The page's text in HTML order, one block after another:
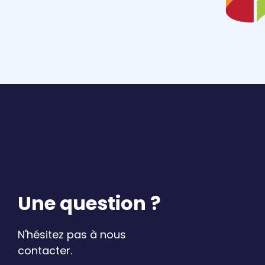
Une question ?
N'hésitez pas à nous
contacter.